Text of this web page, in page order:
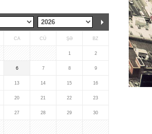
CA CÜ ŞƏ BZ
1 2
6 7 8 9
13 14 15 16
20 21 22 23
27 28 29 30